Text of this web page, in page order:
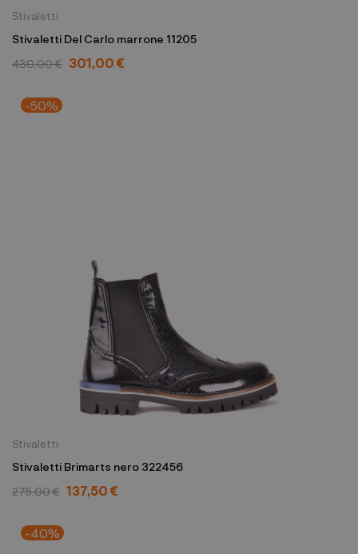
Stivaletti
Stivaletti Del Carlo marrone 11205
430,00 € 301,00 €
-50%
Stivaletti
Stivaletti Brimarts nero 322456
275,00 € 137,50 €
-40%